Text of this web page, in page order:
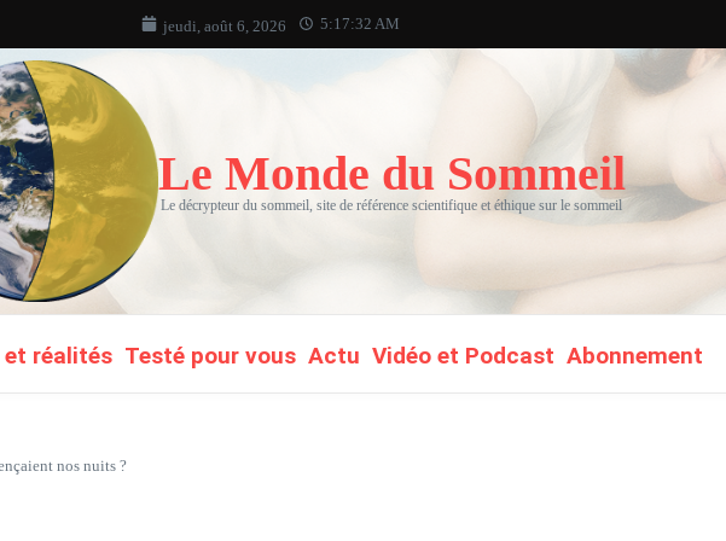
jeudi, août 6, 2026 5:17:34 AM
Le Monde du Sommeil
Le décrypteur du sommeil, site de référence scientifique et éthique sur le sommeil
et réalités Testé pour vous Actu Vidéo et Podcast Abonnement
nos nuits ?